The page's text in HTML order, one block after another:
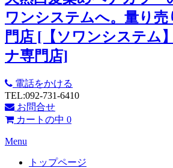
ワンシステムへ。量り
門店 [【ソワンシステム
ナ専門店]
電話をかける
TEL:092-731-6410
お問合せ
カートの中 0
Menu
トップページ